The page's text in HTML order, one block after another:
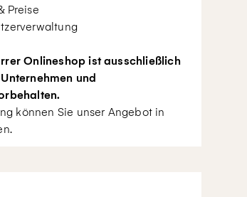
Preise
Onlineshop ist ausschließlich
und
können Sie unser Angebot in